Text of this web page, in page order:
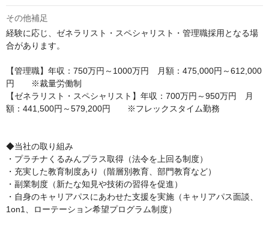
その他補足
経験に応じ、ゼネラリスト・スペシャリスト・管理職採用となる場
合があります。
【管理職】年収：750万円～1000万円　月額：475,000円～612,000
円　　※裁量労働制
【ゼネラリスト・スペシャリスト】年収：700万円～950万円　月
額：441,500円～579,200円　　※フレックスタイム勤務
◆当社の取り組み
・プラチナくるみんプラス取得（法令を上回る制度）
・充実した教育制度あり（階層別教育、部門教育など）
・副業制度（新たな知見や技術の習得を促進）
・自身のキャリアパスにあわせた支援を実施（キャリアパス面談、
1on1、ローテーション希望プログラム制度）